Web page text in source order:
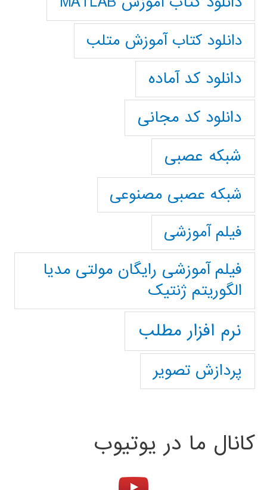
دانلود کتاب آموزش متلب
دانلود کد آماده
دانلود کد مجانی
شبکه عصبی
شبکه عصبی مصنوعی
فیلم آموزشی
فیلم آموزشی رایگان مولتی مدیا
الگوریتم ژنتیک
نرم افزار مطلب
پردازش تصویر
کانال ما در یوتیوب